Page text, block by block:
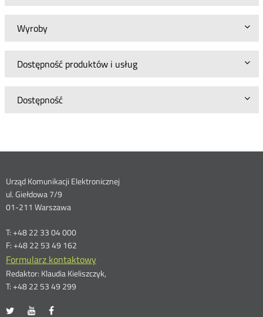
Wyroby
Dostępność produktów i usług
Dostępność
Dane
kontaktowe
Urząd Komunikacji Elektronicznej
ul. Giełdowa 7/9
01-211 Warszawa
T: +48 22 33 04 000
F: +48 22 53 49 162
Formularz kontaktowy
Redaktor: Klaudia Kieliszczyk,
T: +48 22 53 49 299
UKE
OtwórzUKE
Otwórz